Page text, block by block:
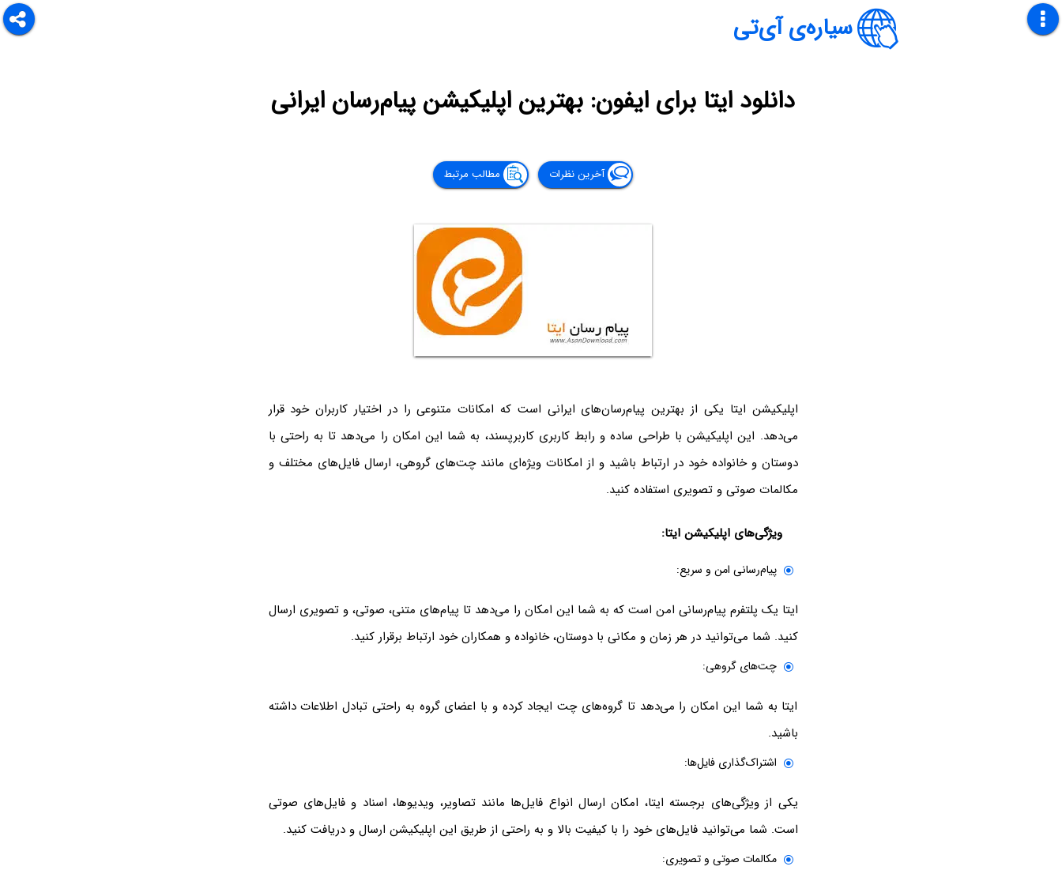
سیاره‌ی آی‌تی
دانلود ایتا برای ایفون: بهترین اپلیکیشن پیام‌رسان ایرانی
آخرین نظرات مطالب مرتبط
اپلیکیشن ایتا یکی از بهترین پیام‌رسان‌های ایرانی است که امکانات متنوعی را در اختیار کاربران خود قرار
می‌دهد. این اپلیکیشن با طراحی ساده و رابط کاربری کاربرپسند، به شما این امکان را می‌دهد تا به راحتی با
دوستان و خانواده خود در ارتباط باشید و از امکانات ویژه‌ای مانند چت‌های گروهی، ارسال فایل‌های مختلف و
مکالمات صوتی و تصویری استفاده کنید.
ویژگی‌های اپلیکیشن ایتا:
پیام‌رسانی امن و سریع:
ایتا یک پلتفرم پیام‌رسانی امن است که به شما این امکان را می‌دهد تا پیام‌های متنی، صوتی، و تصویری ارسال
کنید. شما می‌توانید در هر زمان و مکانی با دوستان، خانواده و همکاران خود ارتباط برقرار کنید.
چت‌های گروهی:
ایتا به شما این امکان را می‌دهد تا گروه‌های چت ایجاد کرده و با اعضای گروه به راحتی تبادل اطلاعات داشته
باشید.
اشتراک‌گذاری فایل‌ها:
یکی از ویژگی‌های برجسته ایتا، امکان ارسال انواع فایل‌ها مانند تصاویر، ویدیوها، اسناد و فایل‌های صوتی
است. شما می‌توانید فایل‌های خود را با کیفیت بالا و به راحتی از طریق این اپلیکیشن ارسال و دریافت کنید.
مکالمات صوتی و تصویری: